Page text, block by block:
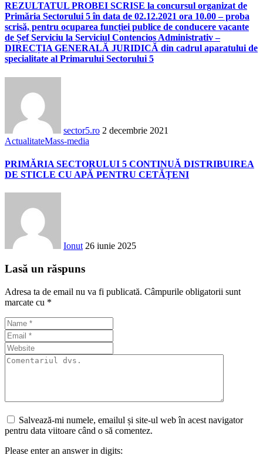
REZULTATUL PROBEI SCRISE la concursul organizat de
Primăria Sectorului 5 în data de 02.12.2021 ora 10.00 – proba
scrisă, pentru ocuparea funcției publice de conducere vacante
de Șef Serviciu la Serviciul Contencios Administrativ –
DIRECȚIA GENERALĂ JURIDICĂ din cadrul aparatului de
specialitate al Primarului Sectorului 5
sector5.ro 2 decembrie 2021
ActualitateMass-media
PRIMĂRIA SECTORULUI 5 CONTINUĂ DISTRIBUIREA
DE STICLE CU APĂ PENTRU CETĂȚENI
Ionut 26 iunie 2025
Lasă un răspuns
Adresa ta de email nu va fi publicată. Câmpurile obligatorii sunt
marcate cu *
Salvează-mi numele, emailul și site-ul web în acest navigator
pentru data viitoare când o să comentez.
Please enter an answer in digits: